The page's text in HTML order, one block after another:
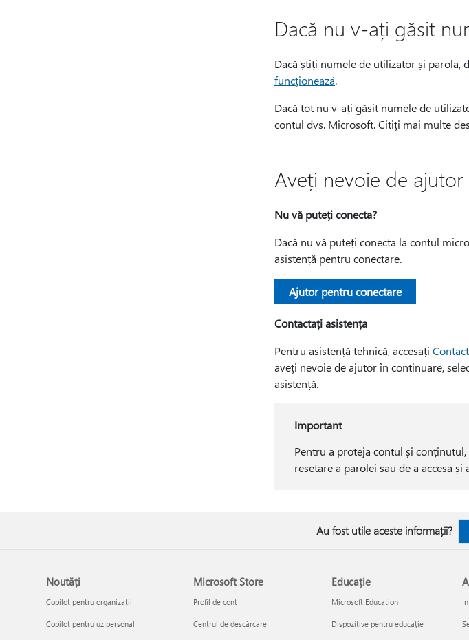
Dacă nu v-ați găsit
Dacă știți numele de utilizator și parola,
funcționează.
Dacă tot nu v-ați găsit numele de
contul dvs. Microsoft. Citiți mai multe
Aveți nevoie de
Nu vă puteți conecta?
Dacă nu vă puteți conecta la contul
asistență pentru conectare.
Ajutor pentru conectare
Contactați asistența
Pentru asistență tehnică, accesați
aveți nevoie de ajutor în continuare,
asistență.
Important
Pentru a proteja contul și
resetare a parolei sau de a accesa
Au fost utile aceste informații?
Noutăți
Copilot pentru organizații
Copilot pentru uz personal
Microsoft Store
Profil de cont
Centrul de descărcare
Educație
Microsoft Education
Dispozitive pentru educație